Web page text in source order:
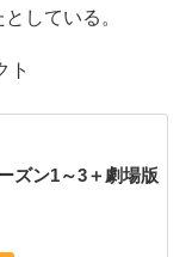
している。
ト
ズン1～3＋劇場版